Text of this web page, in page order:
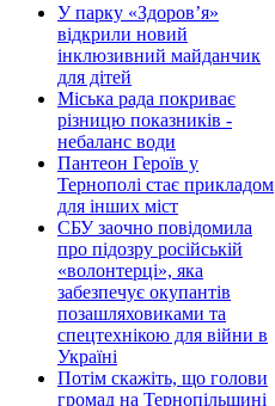
У парку «Здоров’я»
відкрили новий
інклюзивний майданчик
для дітей
Міська рада покриває
різницю показників -
небаланс води
Пантеон Героїв у
Тернополі стає прикладом
для інших міст
СБУ заочно повідомила
про підозру російській
«волонтерці», яка
забезпечує окупантів
позашляховиками та
спецтехнікою для війни в
Україні
Потім скажіть, що голови
громад на Тернопільщині